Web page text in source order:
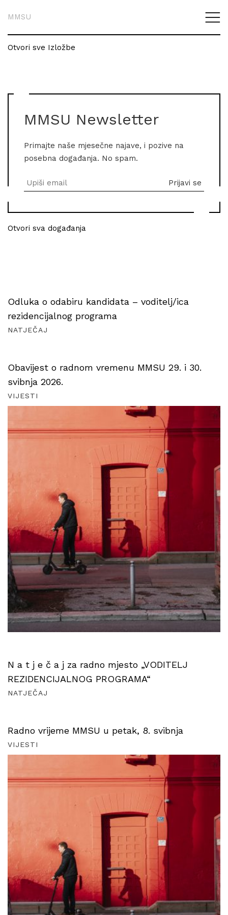
MMSU
Otvori sve Izložbe
MMSU Newsletter
Primajte naše mjesečne najave, i pozive na
posebna događanja. No spam.
Otvori sva događanja
Odluka o odabiru kandidata – voditelj/ica
rezidencijalnog programa
NATJEČAJ
Obavijest o radnom vremenu MMSU 29. i 30.
svibnja 2026.
VIJESTI
N a t j e č a j za radno mjesto „VODITELJ
REZIDENCIJALNOG PROGRAMA“
NATJEČAJ
Radno vrijeme MMSU u petak, 8. svibnja
VIJESTI